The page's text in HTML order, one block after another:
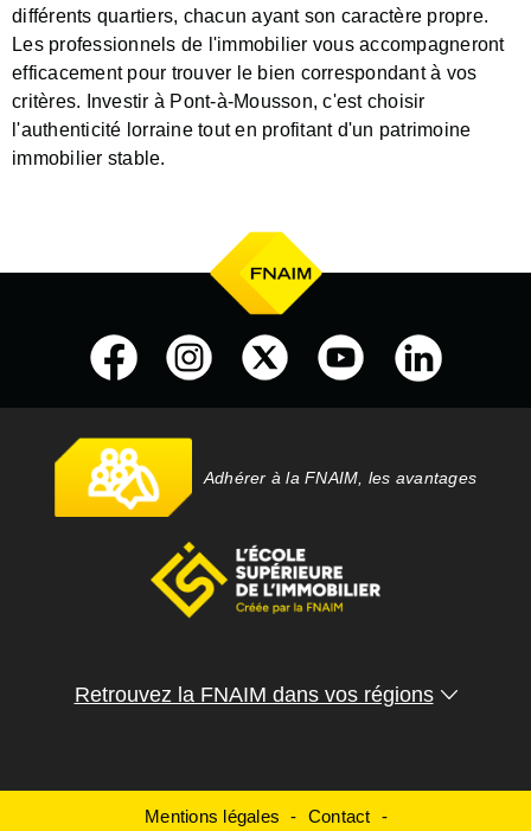
différents quartiers, chacun ayant son caractère propre.
Les professionnels de l'immobilier vous accompagneront
efficacement pour trouver le bien correspondant à vos
critères. Investir à Pont-à-Mousson, c'est choisir
l'authenticité lorraine tout en profitant d'un patrimoine
immobilier stable.
Adhérer à la FNAIM, les avantages
Retrouvez la FNAIM dans vos régions
Mentions légales Contact